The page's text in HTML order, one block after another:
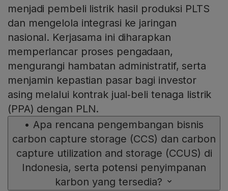
menjadi pembeli listrik hasil produksi PLTS
dan mengelola integrasi ke jaringan
nasional. Kerjasama ini diharapkan
memperlancar proses pengadaan,
mengurangi hambatan administratif, serta
menjamin kepastian pasar bagi investor
asing melalui kontrak jual‑beli tenaga listrik
(PPA) dengan PLN.
• Apa rencana pengembangan bisnis
carbon capture storage (CCS) dan carbon
capture utilization and storage (CCUS) di
Indonesia, serta potensi penyimpanan
karbon yang tersedia?